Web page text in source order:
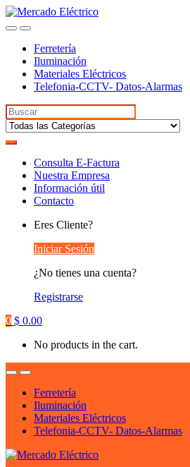
Ferretería
Iluminación
Materiales Eléctricos
Telefonia-CCTV- Datos-Alarmas
Search
for:
Consulta E-Factura
Nuestra Empresa
Información útil
Contacto
Eres Cliente?
Iniciar Sesión
¿No tienes una cuenta?
Registrarse
0 $ 0.00
No products in the cart.
Ferretería
Iluminación
Materiales Eléctricos
Telefonia-CCTV- Datos-Alarmas